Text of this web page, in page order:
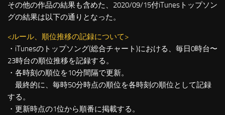
その他の作品の結果も含めた、2020/09/15付iTunesトップソン
グの結果は以下の通りとなった。
<ルール、順位推移の記録について>
・iTunesのトップソング(総合チャート)における、毎日0時台〜
23時台の順位推移を記録する。
・各時刻の順位を10分間隔で更新。
最終的に、毎時50分時点の順位を各時刻の順位として記録
する。
・更新時点の1位から順番に掲載する。